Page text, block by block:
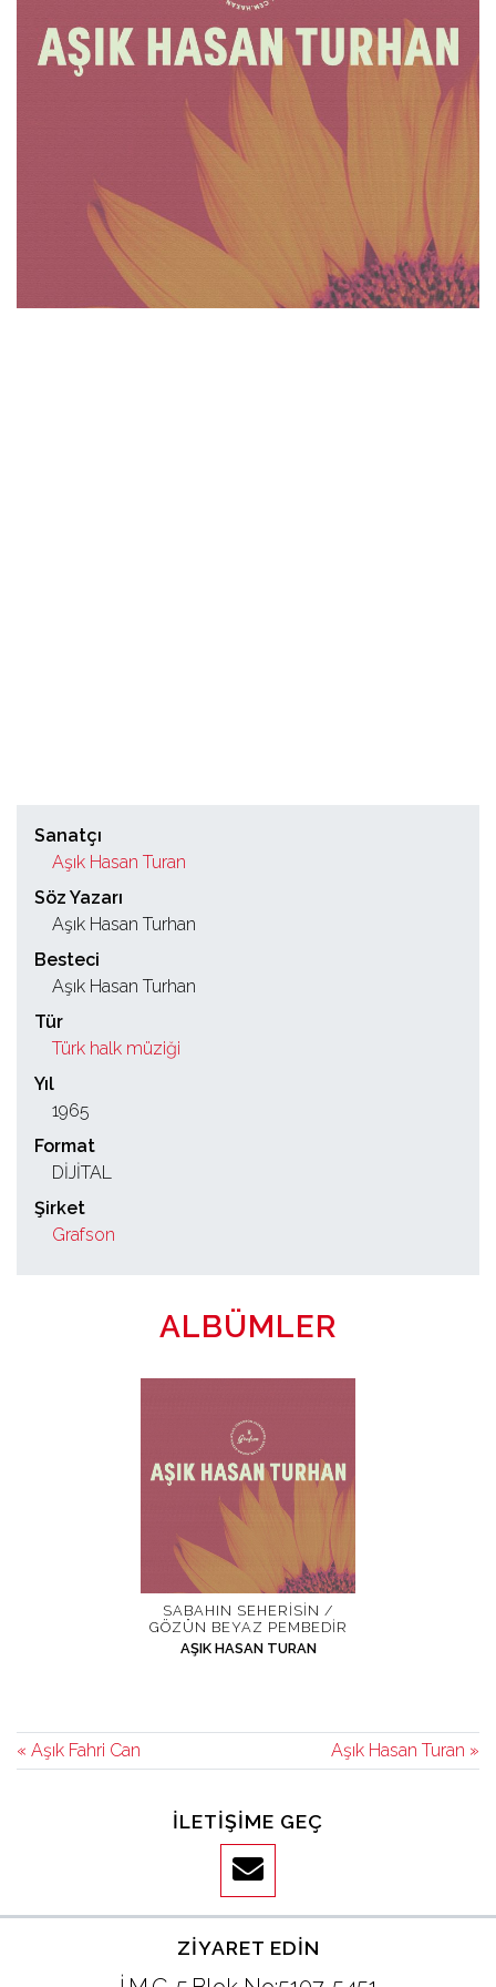
İletişim
Sanatçı
Aşık Hasan Turan
Söz Yazarı
Aşık Hasan Turhan
Besteci
Aşık Hasan Turhan
Tür
Türk halk müziği
Yıl
1965
Format
DİJİTAL
Şirket
Grafson
ALBÜMLER
SABAHIN SEHERISIN /
GÖZÜN BEYAZ PEMBEDIR
AŞIK HASAN TURAN
« Aşık Fahri Can Aşık Hasan Turan »
İLETIŞIME GEÇ
ZIYARET EDIN